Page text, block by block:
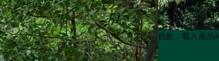
Product
List
Product
List
抱歉，載入產品